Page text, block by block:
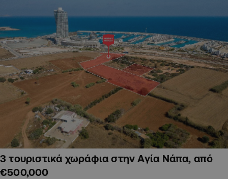
3 τουριστικά χωράφια στην Αγία Νάπα, από
€500,000